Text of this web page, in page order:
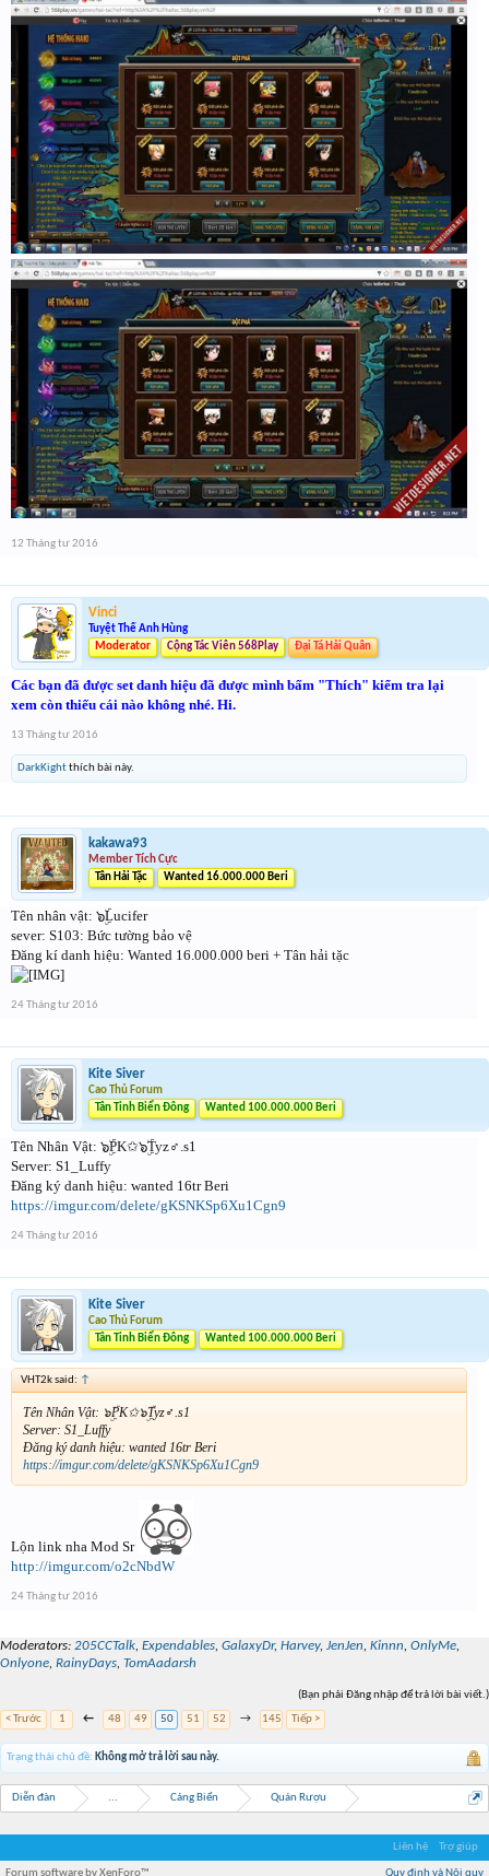
12 Tháng tư 2016
Vinci
Tuyệt Thế Anh Hùng
Moderator
Cộng Tác Viên 568Play Đại Tá Hải Quân
Các bạn đã được set danh hiệu đã được mình bấm "Thích" kiểm tra lại
xem còn thiếu cái nào không nhé. Hi.
13 Tháng tư 2016
DarkKightthích bài này.
kakawa93
Member Tích Cực
Tân Hải Tặc
Wanted 16.000.000 Beri
Tên nhân vật: ๖ۣۜLucifer
sever: S103: Bức tường bảo vệ
Đăng kí danh hiệu: Wanted 16.000.000 beri + Tân hải tặc
24 Tháng tư 2016
Kite Siver
Cao Thủ Forum
Tân Tinh Biển Đông
Wanted 100.000.000 Beri
Tên Nhân Vật: ๖ۣۜPK✩๖ۣۜTyz♂.s1
Server: S1_Luffy
Đăng ký danh hiệu: wanted 16tr Beri
https://imgur.com/delete/gKSNKSp6Xu1Cgn9
24 Tháng tư 2016
Kite Siver
Cao Thủ Forum
Tân Tinh Biển Đông
Wanted 100.000.000 Beri
VHT2k said: ↑
Tên Nhân Vật: ๖ۣۜPK✩๖ۣۜTyz♂.s1
Server: S1_Luffy
Đăng ký danh hiệu: wanted 16tr Beri
https://imgur.com/delete/gKSNKSp6Xu1Cgn9
Lộn link nha Mod Sr
http://imgur.com/o2cNbdW
24 Tháng tư 2016
Moderators: 205CCTalk, Expendables, GalaxyDr, Harvey, JenJen, Kinnn, OnlyMe,
Onlyone, RainyDays, TomAadarsh
(Bạn phải Đăng nhập để trả lời bài viết.)
< Trước
1 ← 48 49 50 51 52 → 145 Tiếp >
Trạng thái chủ đề: Không mở trả lời sau này.
Diễn đàn ... Cảng Biển Quán Rượu
Liên hệ Trợ giúp
Quy định và Nội quy
Forum software by XenForo™